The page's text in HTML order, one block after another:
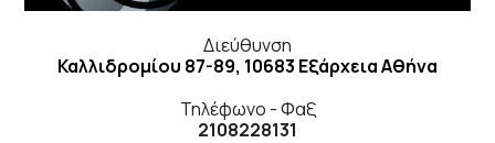
Διεύθυνση
Καλλιδρομίου 87-89, 10683 Εξάρχεια Αθήνα
Τηλέφωνο - Φαξ
2108228131